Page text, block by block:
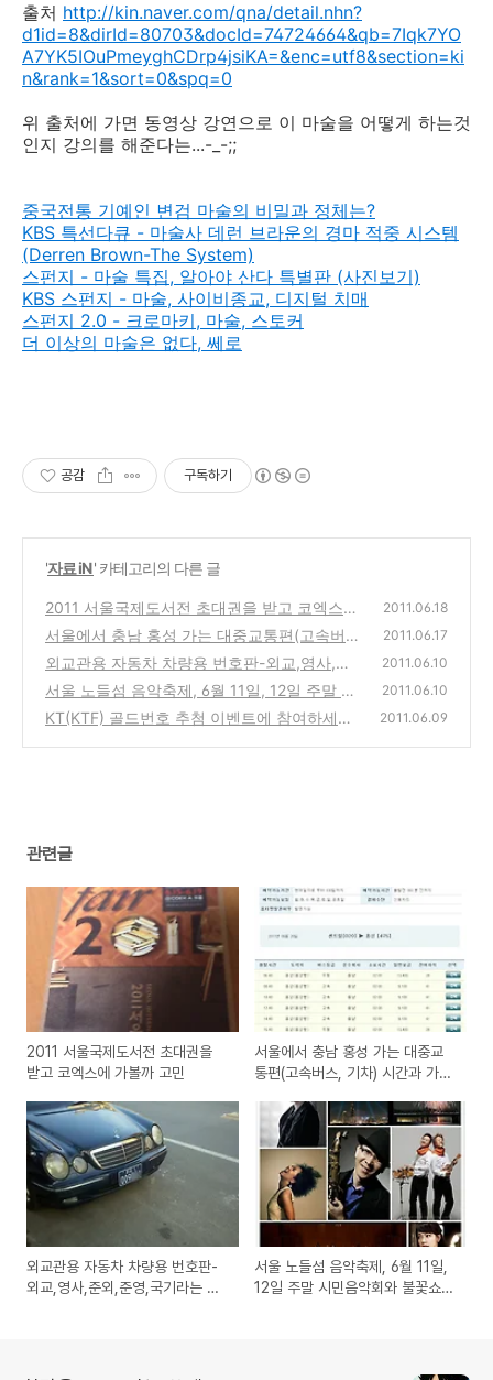
출처 http://kin.naver.com/qna/detail.nhn?
d1id=8&dirId=80703&docId=74724664&qb=7Iqk7YO
A7YK5IOuPmeyghCDrp4jsiKA=&enc=utf8&section=ki
n&rank=1&sort=0&spq=0
위 출처에 가면 동영상 강연으로 이 마술을 어떻게 하는것
인지 강의를 해준다는...-_-;;
중국전통 기예인 변검 마술의 비밀과 정체는?
KBS 특선다큐 - 마술사 데런 브라운의 경마 적중 시스템
(Derren Brown-The System)
스펀지 - 마술 특집, 알아야 산다 특별판 (사진보기)
KBS 스펀지 - 마술, 사이비종교, 디지털 치매
스펀지 2.0 - 크로마키, 마술, 스토커
더 이상의 마술은 없다, 쎄로
공감 구독하기
'자료 iN' 카테고리의 다른 글
2011 서울국제도서전 초대권을 받고 코엑스에
가볼까 고민
(0)
2011.06.18
서울에서 충남 홍성 가는 대중교통편(고속버
스, 기차) 시간과 가격 (센트럴시티, 동서울터
미널, 용산역)
(4)
2011.06.17
외교관용 자동차 차량용 번호판-외교,영사,준
외,준영,국기라는 단어의 뜻은?
(4)
2011.06.10
서울 노들섬 음악축제, 6월 11일, 12일 주말 시
민음악회와 불꽃쇼 안내 및 교통편
(0)
2011.06.10
KT(KTF) 골드번호 추첨 이벤트에 참여하세요
2011.06.09
관련글
2011 서울국제도서전 초대권을
받고 코엑스에 가볼까 고민
서울에서 충남 홍성 가는 대중교
통편(고속버스, 기차) 시간과 가격
외교관용 자동차 차량용 번호판-
외교,영사,준외,준영,국기라는 단
서울 노들섬 음악축제, 6월 11일,
12일 주말 시민음악회와 불꽃쇼